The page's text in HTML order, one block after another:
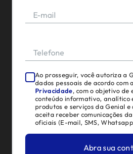
E-mail
Telefone
Ao prosseguir, você autoriza a
dados pessoais de acordo com
Privacidade, com o objetivo de
conteúdo informativo, analítico
produtos e serviços da Genial e
aceita receber comunicações
oficiais (E-mail, SMS,
Abra sua